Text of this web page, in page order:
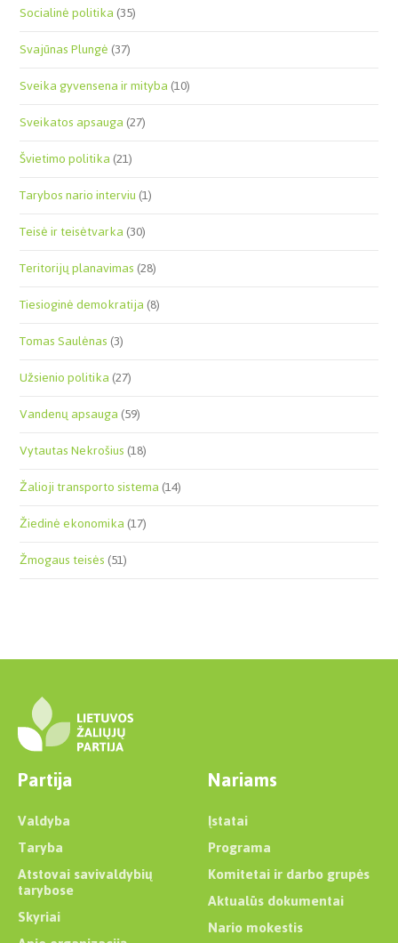
Socialinė politika(35)
Svajūnas Plungė(37)
Sveika gyvensena ir mityba(10)
Sveikatos apsauga(27)
Švietimo politika(21)
Tarybos nario interviu(1)
Teisė ir teisėtvarka(30)
Teritorijų planavimas(28)
Tiesioginė demokratija(8)
Tomas Saulėnas(3)
Užsienio politika(27)
Vandenų apsauga(59)
Vytautas Nekrošius(18)
Žalioji transporto sistema(14)
Žiedinė ekonomika(17)
Žmogaus teisės(51)
Partija
Valdyba
Taryba
Atstovai savivaldybių
tarybose
Skyriai
Nariams
Įstatai
Programa
Komitetai ir darbo grupės
Aktualūs dokumentai
Nario mokestis